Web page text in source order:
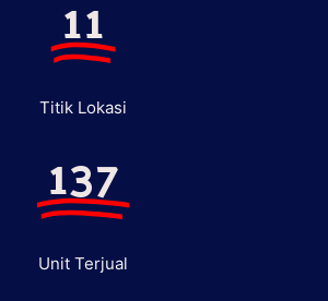
11
Titik Lokasi
137
Unit Terjual